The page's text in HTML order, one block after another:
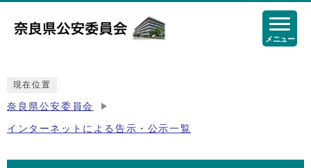
メニュー
現在位置
奈良県公安委員会
インターネットによる告示・公示一覧